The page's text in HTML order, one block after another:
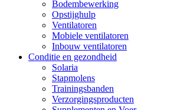
Bodembewerking
Opstijghulp
Ventilatoren
Mobiele ventilatoren
Inbouw ventilatoren
Conditie en gezondheid
Solaria
Stapmolens
Trainingsbanden
Verzorgingsproducten